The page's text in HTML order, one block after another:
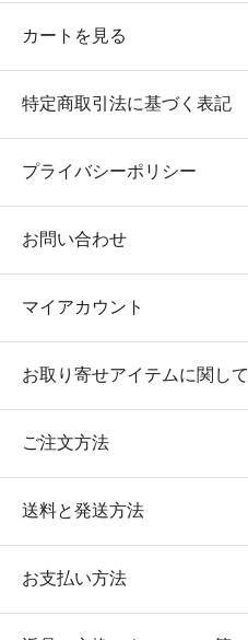
カートを見る
特定商取引法に基づく表記
プライバシーポリシー
お問い合わせ
マイアカウント
お取り寄せアイテムに関して
ご注文方法
送料と発送方法
お支払い方法